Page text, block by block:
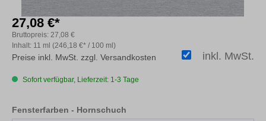
27,08 €*
Inhalt: 11 ml (246,18 €* / 100 ml)
Bruttopreis: 27,08 €
inkl. MwSt.
Preise inkl. MwSt. zzgl. Versandkosten
Sofort verfügbar, Lieferzeit: 1-3 Tage
Fensterfarben - Hornschuch